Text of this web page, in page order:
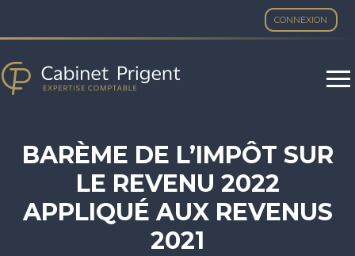
CONNEXION
Aller
au
BARÈME DE L’IMPÔT SUR
LE REVENU 2022
APPLIQUÉ AUX REVENUS
2021